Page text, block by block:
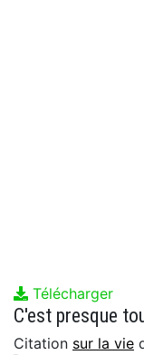
Télécharger
C'est presque
Citation sur la vie